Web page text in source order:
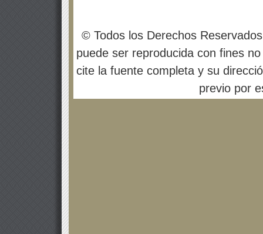
© Todos los Derechos
puede ser reproducida con fines
cite la fuente completa y su
previo por